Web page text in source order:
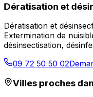
Dératisation et
Dératisation et
Extermination de
désinsectisation,
09 72 50 50 02
Villes proches